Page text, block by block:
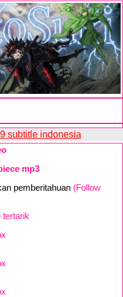
subtitle indonesia
mp3
pemberitahuan (Follow
tertarik